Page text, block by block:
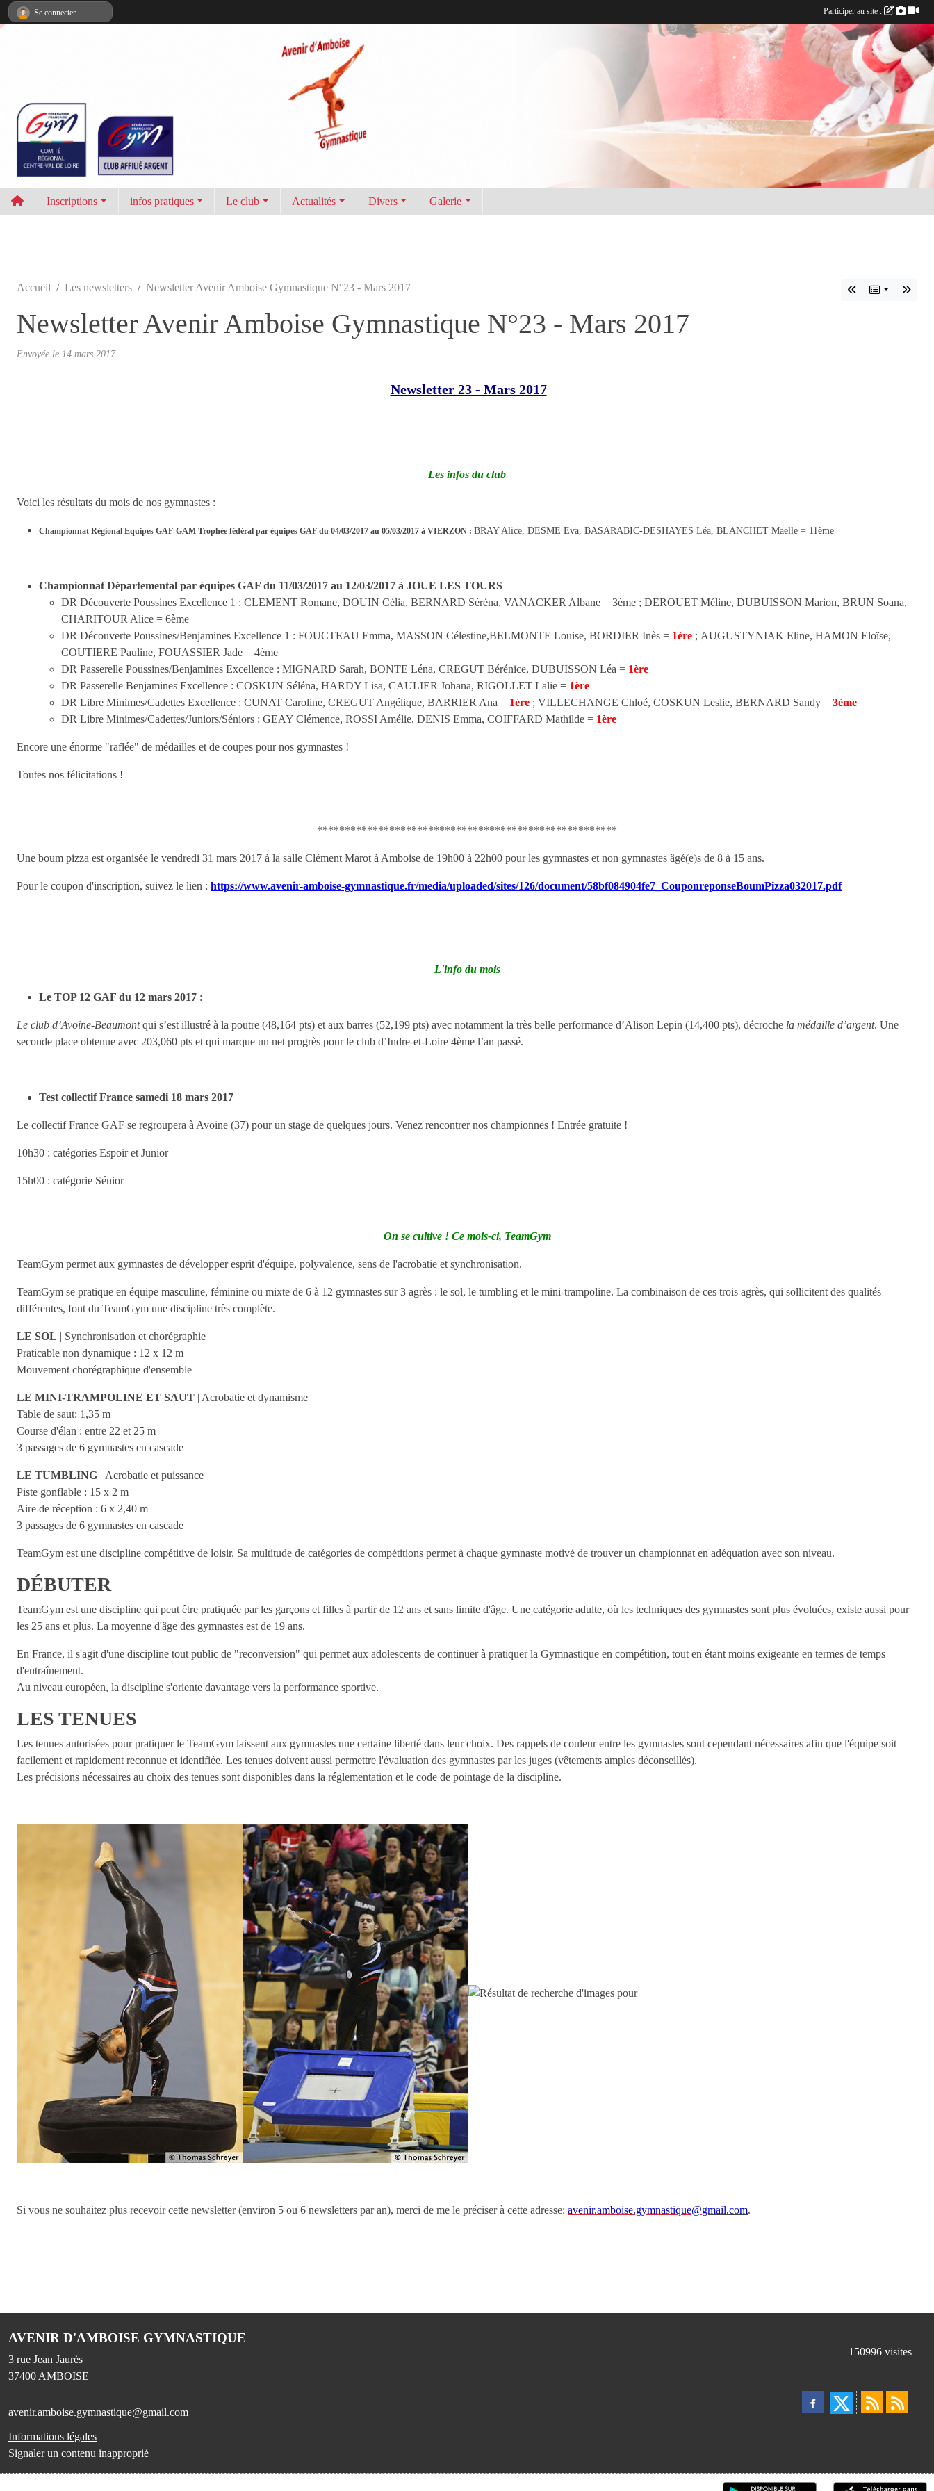
Inscriptions infos pratiques Le club Actualités Divers Galerie
Accueil Les newsletters Newsletter Avenir Amboise Gymnastique N°23 - Mars 2017
Newsletter Avenir Amboise Gymnastique N°23 - Mars 2017
Envoyée le 14 mars 2017
Newsletter 23 - Mars 2017
Les infos du club
Voici les résultats du mois de nos gymnastes :
Championnat Régional Equipes GAF-GAM Trophée fédéral par équipes GAF du 04/03/2017 au 05/03/2017 à VIERZON : BRAY Alice, DESME Eva, BASARABIC-DESHAYES Léa, BLANCHET Maëlle = 11ème
Championnat Départemental par équipes GAF du 11/03/2017 au 12/03/2017 à JOUE LES TOURS
DR Découverte Poussines Excellence 1 : CLEMENT Romane, DOUIN Célia, BERNARD Séréna, VANACKER Albane = 3ème ; DEROUET Méline, DUBUISSON Marion, BRUN Soana,
CHARITOUR Alice = 6ème
DR Découverte Poussines/Benjamines Excellence 1 : FOUCTEAU Emma, MASSON Célestine,BELMONTE Louise, BORDIER Inès = 1ère ; AUGUSTYNIAK Eline, HAMON Eloïse,
COUTIERE Pauline, FOUASSIER Jade = 4ème
DR Passerelle Poussines/Benjamines Excellence : MIGNARD Sarah, BONTE Léna, CREGUT Bérénice, DUBUISSON Léa = 1ère
DR Passerelle Benjamines Excellence : COSKUN Séléna, HARDY Lisa, CAULIER Johana, RIGOLLET Lalie = 1ère
DR Libre Minimes/Cadettes Excellence : CUNAT Caroline, CREGUT Angélique, BARRIER Ana = 1ère ; VILLECHANGE Chloé, COSKUN Leslie, BERNARD Sandy = 3ème
DR Libre Minimes/Cadettes/Juniors/Séniors : GEAY Clémence, ROSSI Amélie, DENIS Emma, COIFFARD Mathilde = 1ère
Encore une énorme "raflée" de médailles et de coupes pour nos gymnastes !
Toutes nos félicitations !
******************************************************
Une boum pizza est organisée le vendredi 31 mars 2017 à la salle Clément Marot à Amboise de 19h00 à 22h00 pour les gymnastes et non gymnastes âgé(e)s de 8 à 15 ans.
Pour le coupon d'inscription, suivez le lien : https://www.avenir-amboise-gymnastique.fr/media/uploaded/sites/126/document/58bf084904fe7_CouponreponseBoumPizza032017.pdf
L'info du mois
Le TOP 12 GAF du 12 mars 2017 :
Le club d’Avoine-Beaumontqui s’est illustré à la poutre (48,164 pts) et aux barres (52,199 pts) avec notamment la très belle performance d’Alison Lepin (14,400 pts), décroche la médaille d’argent. Une
seconde place obtenue avec 203,060 pts et qui marque un net progrès pour le club d’Indre-et-Loire 4ème l’an passé.
Test collectif France samedi 18 mars 2017
Le collectif France GAF se regroupera à Avoine (37) pour un stage de quelques jours. Venez rencontrer nos championnes ! Entrée gratuite !
10h30 : catégories Espoir et Junior
15h00 : catégorie Sénior
On se cultive ! Ce mois-ci, TeamGym
TeamGym permet aux gymnastes de développer esprit d'équipe, polyvalence, sens de l'acrobatie et synchronisation.
TeamGym se pratique en équipe masculine, féminine ou mixte de 6 à 12 gymnastes sur 3 agrès : le sol, le tumbling et le mini-trampoline. La combinaison de ces trois agrès, qui sollicitent des qualités
différentes, font du TeamGym une discipline très complète.
LE SOL | Synchronisation et chorégraphie
Praticable non dynamique : 12 x 12 m
Mouvement chorégraphique d'ensemble
LE MINI-TRAMPOLINE ET SAUT | Acrobatie et dynamisme
Table de saut: 1,35 m
Course d'élan : entre 22 et 25 m
3 passages de 6 gymnastes en cascade
LE TUMBLING | Acrobatie et puissance
Piste gonflable : 15 x 2 m
Aire de réception : 6 x 2,40 m
3 passages de 6 gymnastes en cascade
TeamGym est une discipline compétitive de loisir. Sa multitude de catégories de compétitions permet à chaque gymnaste motivé de trouver un championnat en adéquation avec son niveau.
DÉBUTER
TeamGym est une discipline qui peut être pratiquée par les garçons et filles à partir de 12 ans et sans limite d'âge. Une catégorie adulte, où les techniques des gymnastes sont plus évoluées, existe aussi pour
les 25 ans et plus. La moyenne d'âge des gymnastes est de 19 ans.
En France, il s'agit d'une discipline tout public de "reconversion" qui permet aux adolescents de continuer à pratiquer la Gymnastique en compétition, tout en étant moins exigeante en termes de temps
d'entraînement.
Au niveau européen, la discipline s'oriente davantage vers la performance sportive.
LES TENUES
Les tenues autorisées pour pratiquer le TeamGym laissent aux gymnastes une certaine liberté dans leur choix. Des rappels de couleur entre les gymnastes sont cependant nécessaires afin que l'équipe soit
facilement et rapidement reconnue et identifiée. Les tenues doivent aussi permettre l'évaluation des gymnastes par les juges (vêtements amples déconseillés).
Les précisions nécessaires au choix des tenues sont disponibles dans la réglementation et le code de pointage de la discipline.
Si vous ne souhaitez plus recevoir cette newsletter (environ 5 ou 6 newsletters par an), merci de me le préciser à cette adresse: avenir.amboise.gymnastique@gmail.com.
AVENIR D'AMBOISE GYMNASTIQUE
3 rue Jean Jaurès
37400 AMBOISE
avenir.amboise.gymnastique@gmail.com
Informations légales
Signaler un contenu inapproprié
150996 visites
Se connecter Participer au site :
Panneau de gestion des cookies